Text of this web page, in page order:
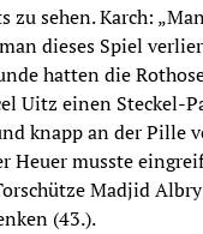
zu sehen. Karch:
dieses Spiel
hatten die
Uitz einen Steckel-
knapp an der Pille
Heuer musste
Madjid Albry
(43.).